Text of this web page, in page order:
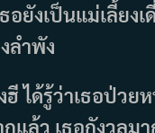
อยังเป็นแม่เลี้ยงเ
ลำพัง
ได้รู้ว่าเธอป่วย
กแล้ว เธอกังวลม